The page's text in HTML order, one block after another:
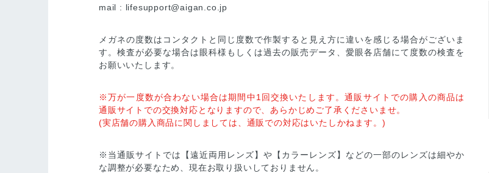
mail : lifesupport@aigan.co.jp
メガネの度数はコンタクトと同じ度数で作製すると見え方に違いを感じる場合がございま
す。検査が必要な場合は眼科様もしくは過去の販売データ、愛眼各店舗にて度数の検査を
お願いいたします。
※万が一度数が合わない場合は期間中1回交換いたします。通販サイトでの購入の商品は
通販サイトでの交換対応となりますので、あらかじめご了承くださいませ。
(実店舗の購入商品に関しましては、通販での対応はいたしかねます。)
※当通販サイトでは【遠近両用レンズ】や【カラーレンズ】などの一部のレンズは細やか
な調整が必要なため、現在お取り扱いしておりません。